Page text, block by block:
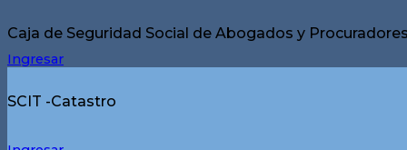
Caja de Seguridad Social de Abogados y
Ingresar
SCIT -Catastro